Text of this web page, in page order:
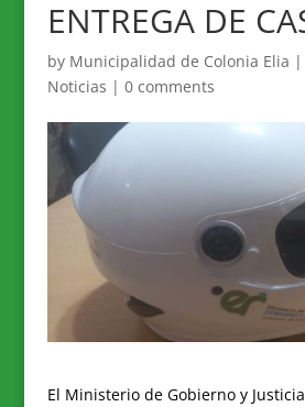
ENTREGA DE
by Municipalidad de Colonia Elia |
Noticias | 0 comments
El Ministerio de Gobierno y